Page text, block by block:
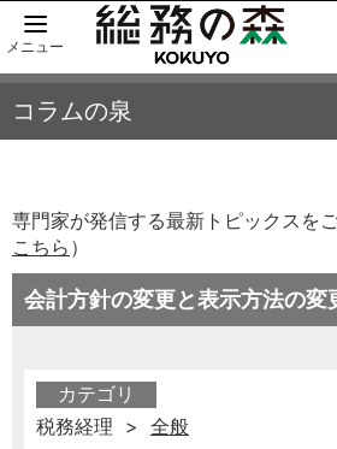
メニュー
コラムの泉
専門家が発信する最新トピックスを
こちら ）
会計方針の変更と表示方法の変
カテゴリ
税務経理 > 全般